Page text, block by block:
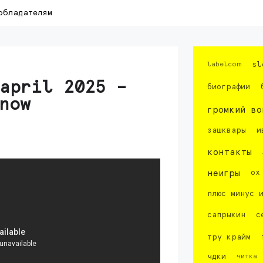
2025 –
labelcom
биографии
громкий
зашквары
контакты
неигры ох
плюс минус
сапрыкин
тру крайм
чдки читка